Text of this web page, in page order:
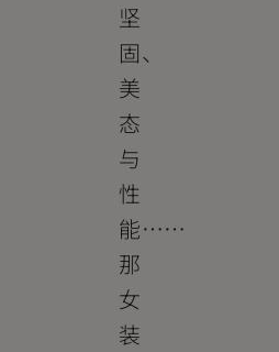
坚
固、
美
态
与
性
能……
那
女
装